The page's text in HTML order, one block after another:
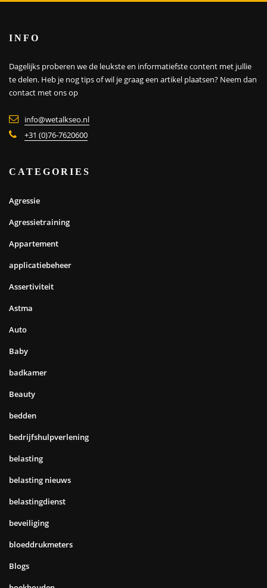
INFO
Dagelijks proberen we de leukste en informatiefste content met jullie
te delen. Heb je nog tips of wil je graag een artikel plaatsen? Neem dan
contact met ons op
info@wetalkseo.nl
+31 (0)76-7620600
CATEGORIES
Agressie
Agressietraining
Appartement
applicatiebeheer
Assertiviteit
Astma
Auto
Baby
badkamer
Beauty
bedden
bedrijfshulpverlening
belasting
belasting nieuws
belastingdienst
beveiliging
bloeddrukmeters
Blogs